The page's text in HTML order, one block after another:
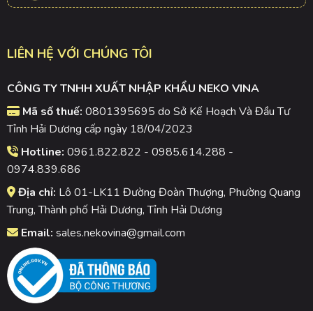
LIÊN HỆ VỚI CHÚNG TÔI
CÔNG TY TNHH XUẤT NHẬP KHẨU NEKO VINA
Mã số thuế: 0801395695 do Sở Kế Hoạch Và Đầu Tư
Tỉnh Hải Dương cấp ngày 18/04/2023
Hotline: 0961.822.822 - 0985.614.288 -
0974.839.686
Địa chỉ: Lô 01-LK11 Đường Đoàn Thượng, Phường Quang
Trung, Thành phố Hải Dương, Tỉnh Hải Dương
Email: sales.nekovina@gmail.com